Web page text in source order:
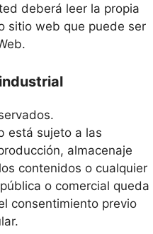
deberá leer la propia
sitio web que puede ser
está sujeto a las
almacenaje
contenidos o cualquier
o comercial queda
consentimiento previo